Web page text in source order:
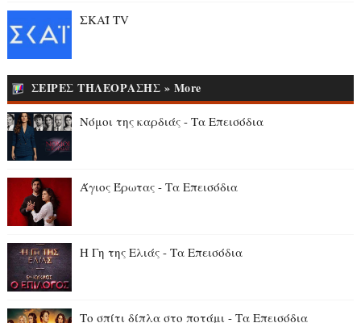
ΣΚΑΪ TV
ΣΕΙΡΕΣ ΤΗΛΕΟΡΑΣΗΣ » More
Νόμοι της καρδιάς - Τα Επεισόδια
Άγιος Έρωτας - Τα Επεισόδια
Η Γη της Ελιάς - Τα Επεισόδια
Το σπίτι δίπλα στο ποτάμι - Τα Επεισόδια